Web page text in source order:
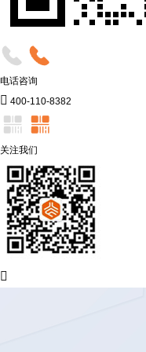
电话咨询
 400-110-8382
关注我们
